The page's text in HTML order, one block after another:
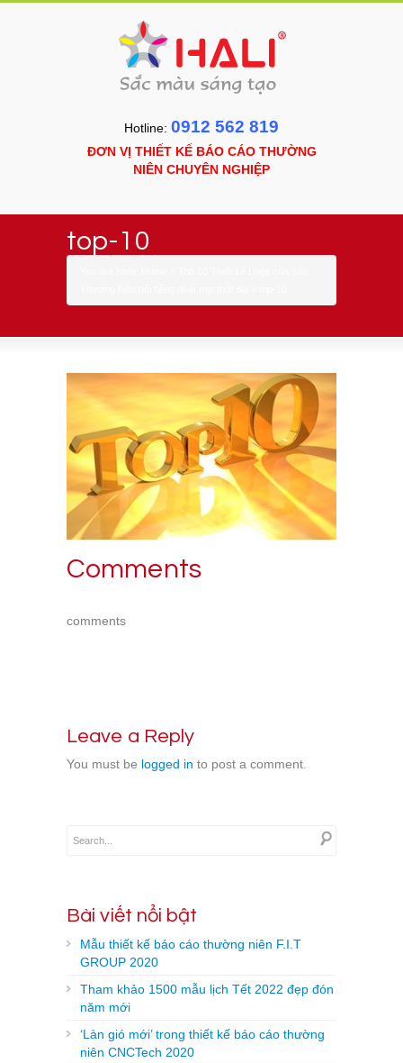
Hotline: 0912 562 819
ĐƠN VỊ THIẾT KẾ BÁO CÁO THƯỜNG
NIÊN CHUYÊN NGHIỆP
top-10
Comments
comments
Leave a Reply
You must be logged in to post a comment.
Bài viết nổi bật
Mẫu thiết kế báo cáo thường niên F.I.T
GROUP 2020
Tham khảo 1500 mẫu lịch Tết 2022 đẹp đón
năm mới
‘Làn gió mới’ trong thiết kế báo cáo thường
niên CNCTech 2020